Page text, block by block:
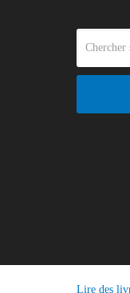
Lire des